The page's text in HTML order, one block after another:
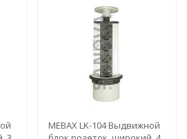
MEBAX LK-104 Выдвижной